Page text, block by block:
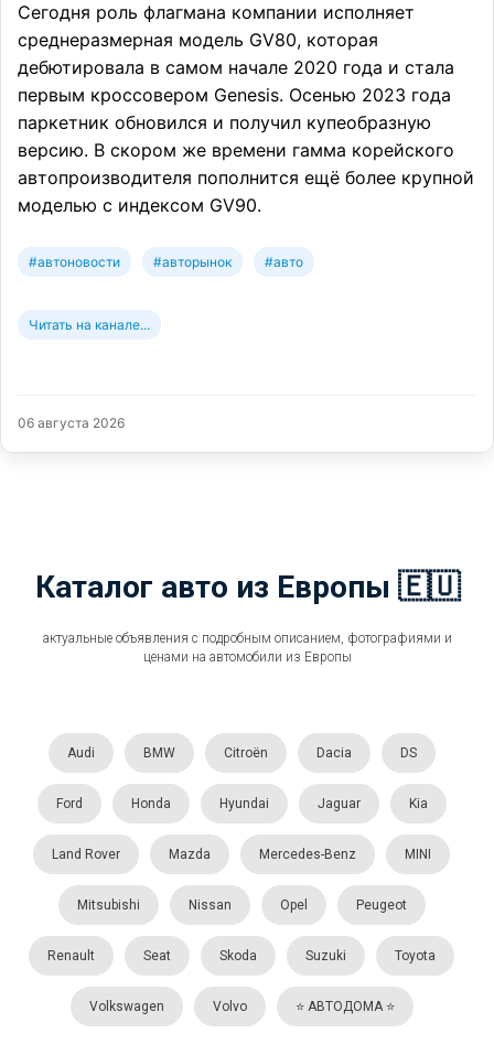
Сегодня роль флагмана компании исполняет
среднеразмерная модель GV80, которая
дебютировала в самом начале 2020 года и стала
первым кроссовером Genesis. Осенью 2023 года
паркетник обновился и получил купеобразную
версию. В скором же времени гамма корейского
автопроизводителя пополнится ещё более крупной
моделью с индексом GV90.
#автоновости #авторынок #авто
Читать на канале...
06 августа 2026
Каталог авто из Европы 🇪🇺
актуальные объявления с подробным описанием, фотографиями и
ценами на автомобили из Европы
Audi BMW Citroën Dacia DS
Ford Honda Hyundai Jaguar Kia
Land Rover Mazda Mercedes-Benz MINI
Mitsubishi Nissan Opel Peugeot
Renault Seat Skoda Suzuki Toyota
Volkswagen Volvo ⭐️ АВТОДОМА ⭐️